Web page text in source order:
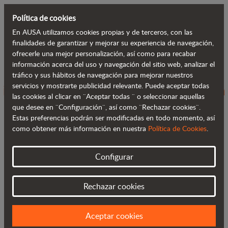
Volver al blog
AUSA culmina la venta de Excelway e
inicia un plan para doblar la facturación
Política de cookies
En AUSA utilizamos cookies propias y de terceros, con las
finalidades de garantizar y mejorar su experiencia de navegación,
ofrecerle una mejor personalización, así como para recabar
información acerca del uso y navegación del sitio web, analizar el
tráfico y sus hábitos de navegación para mejorar nuestros
servicios y mostrarte publicidad relevante. Puede aceptar todas
las cookies al clicar en ¨Aceptar todas ¨ o seleccionar aquellas
que desee en ¨Configuración¨, así como ¨Rechazar cookies¨.
Estas preferencias podrán ser modificadas en todo momento, así
como obtener más información en nuestra Política de Cookies.
Configurar
Rechazar cookies
Aceptar cookies